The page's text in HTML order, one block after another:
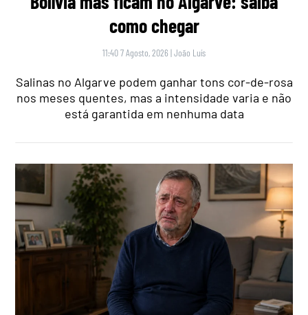
como chegar
11:40 7 Agosto, 2026 |João Luís
Salinas no Algarve podem ganhar tons cor-de-rosa
nos meses quentes, mas a intensidade varia e não
está garantida em nenhuma data